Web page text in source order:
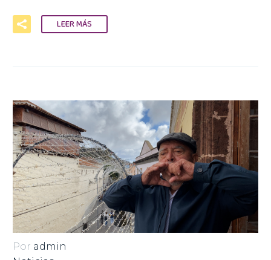
LEER MÁS
Por admin